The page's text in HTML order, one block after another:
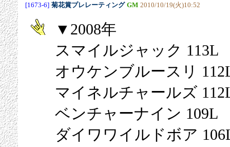
[1673-6] 菊花賞プレレーティング GM 2010/10/19(火)10:52
▼2008年
スマイルジャック 113L
オウケンブルースリ
マイネルチャールズ
ベンチャーナイン 109L
ダイワワイルドボア